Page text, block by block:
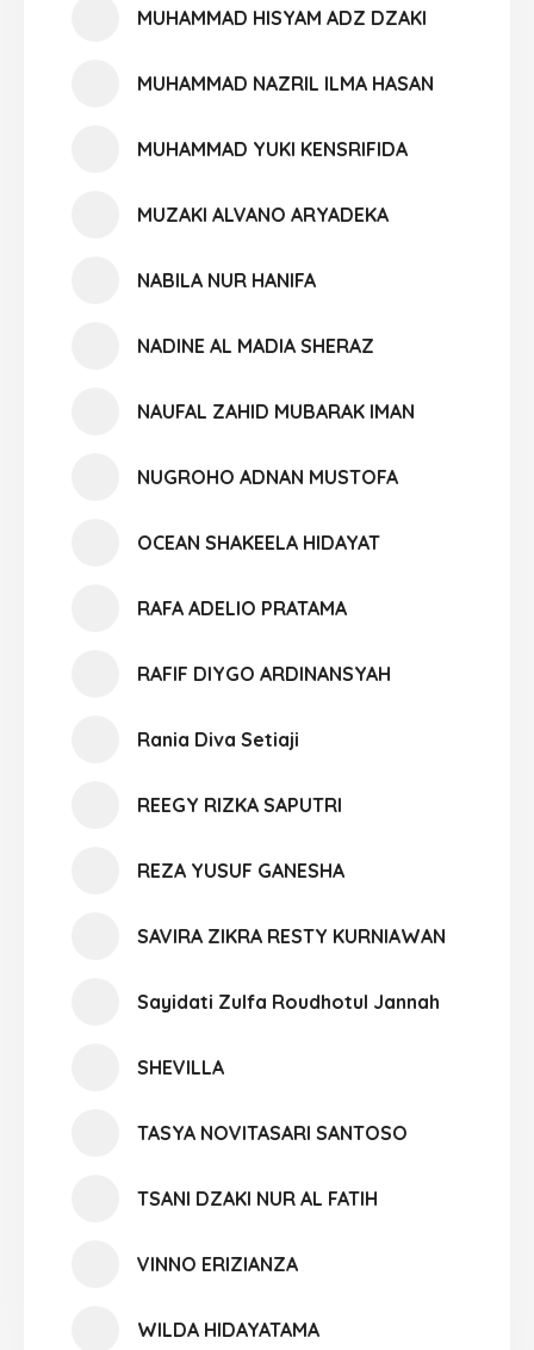
MUHAMMAD HISYAM ADZ DZAKI
MUHAMMAD NAZRIL ILMA HASAN
MUHAMMAD YUKI KENSRIFIDA
MUZAKI ALVANO ARYADEKA
NABILA NUR HANIFA
NADINE AL MADIA SHERAZ
NAUFAL ZAHID MUBARAK IMAN
NUGROHO ADNAN MUSTOFA
OCEAN SHAKEELA HIDAYAT
RAFA ADELIO PRATAMA
RAFIF DIYGO ARDINANSYAH
Rania Diva Setiaji
REEGY RIZKA SAPUTRI
REZA YUSUF GANESHA
SAVIRA ZIKRA RESTY KURNIAWAN
Sayidati Zulfa Roudhotul Jannah
SHEVILLA
TASYA NOVITASARI SANTOSO
TSANI DZAKI NUR AL FATIH
VINNO ERIZIANZA
WILDA HIDAYATAMA